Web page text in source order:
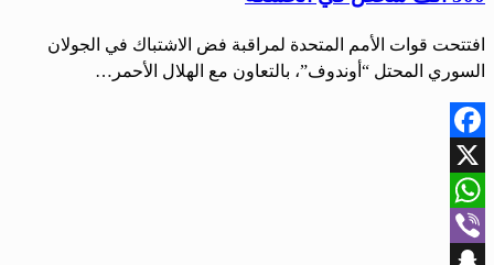
افتتحت قوات الأمم المتحدة لمراقبة فض الاشتباك في الجولان
السوري المحتل “أوندوف”، بالتعاون مع الهلال الأحمر…
Facebook
X
WhatsApp
Viber